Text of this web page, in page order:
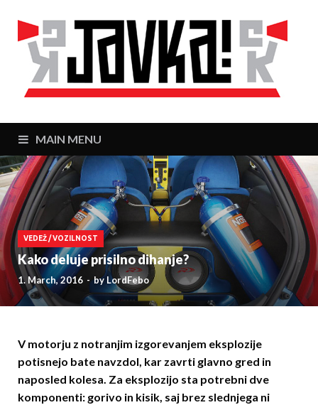
MAIN MENU
VEDEŽ/VOZILNOST
Kako deluje prisilno dihanje?
1. March, 2016 -by LordFebo
V motorju z notranjim izgorevanjem eksplozije
potisnejo bate navzdol, kar zavrti glavno gred in
napos­led kolesa. Za eksplozijo sta potrebni dve
komponenti: gorivo in kisik, saj brez slednjega ni